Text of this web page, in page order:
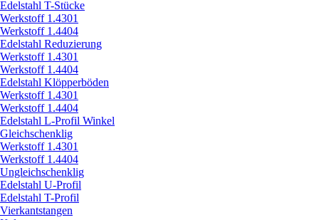
Edelstahl T-Stücke
Werkstoff 1.4301
Werkstoff 1.4404
Edelstahl Reduzierung
Werkstoff 1.4301
Werkstoff 1.4404
Edelstahl Klöpperböden
Werkstoff 1.4301
Werkstoff 1.4404
Edelstahl L-Profil Winkel
Gleichschenklig
Werkstoff 1.4301
Werkstoff 1.4404
Ungleichschenklig
Edelstahl U-Profil
Edelstahl T-Profil
Vierkantstangen